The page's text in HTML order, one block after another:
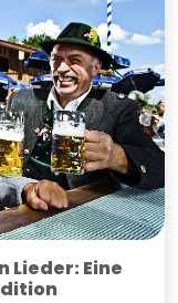
Lieder: Eine